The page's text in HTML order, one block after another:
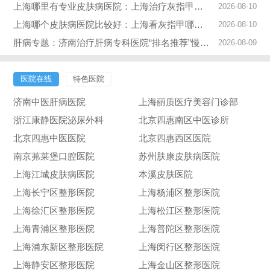
上海哪里有专业皮肤病医院：上海治疗灰指甲好的医院 2026-08-10
上海哪个皮肤病医院比较好：上海看灰指甲哪家医院好 2026-08-10
肝病专题：济南治疗肝病专科医院“排名推荐”慢性乙肝养护关键：管住嘴，比吃药更重要 2026-08-09
医院在线 特色医院
济南中医肝病医院
上海丽质医疗美容门诊部
浙江康静医院泌尿外科
北京四惠南区中医诊所
北京四惠中医医院
北京四惠西区医院
南京茀莱堡口腔医院
苏州肤康皮肤病医院
上海江城皮肤病医院
本溪皮肤医院
上海长宁区整形医院
上海杨浦区整形医院
上海徐汇区整形医院
上海松江区整形医院
上海青浦区整形医院
上海普陀区整形医院
上海浦东新区整形医院
上海闵行区整形医院
上海静安区整形医院
上海金山区整形医院